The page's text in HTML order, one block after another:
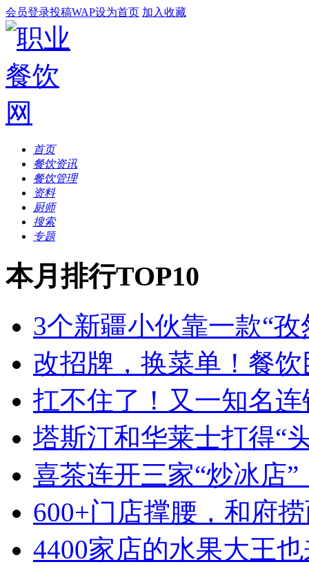
会员登录投稿WAP设为首页 加入收藏
首页
餐饮资讯
餐饮管理
资料
厨师
搜索
专题
本月排行TOP10
3个新疆小伙靠一款“
改招牌，换菜单！餐
扛不住了！又一知名
塔斯汀和华莱士打得“
喜茶连开三家“炒冰店
600+门店撑腰，和府
4400家店的水果大王